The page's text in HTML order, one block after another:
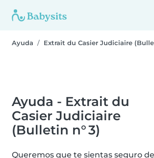
Ayuda Extrait du Casier Judiciaire
Ayuda - Extrait du
Casier Judiciaire
(Bulletin n° 3)
Queremos que te sientas seguro